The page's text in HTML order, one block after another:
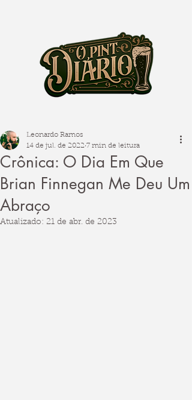
Crônica: O Dia Em Que
Brian Finnegan Me Deu Um
Abraço
Leonardo Ramos
14 de jul. de 2022 7 min de leitura
Atualizado: 21 de abr. de 2023